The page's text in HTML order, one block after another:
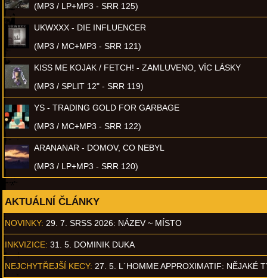
(MP3 / LP+MP3 - SRR 125)
UKWXXX - DIE INFLUENCER
(MP3 / MC+MP3 - SRR 121)
KISS ME KOJAK / FETCH! - ZAMLUVENO, VÍC LÁSKY
(MP3 / SPLIT 12" - SRR 119)
YS - TRADING GOLD FOR GARBAGE
(MP3 / MC+MP3 - SRR 122)
ARANANAR - DOMOV, CO NEBYL
(MP3 / LP+MP3 - SRR 120)
AKTUÁLNÍ ČLÁNKY
NOVINKY: 29. 7. SRSS 2026: NÁZEV ~ MÍSTO
INKVIZICE: 31. 5. DOMINIK DUKA
NEJCHYTŘEJŠÍ KECY: 27. 5. L´HOMME APPROXIMATIF: NĚJAKÉ